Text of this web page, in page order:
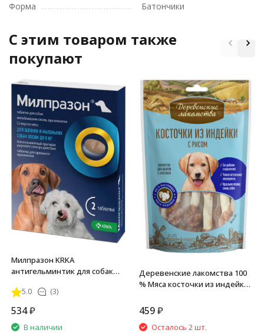
Форма
Батончики
C этим товаром также
покупают
Милпразон KRKA
антигельминтик для собак
5.0 (3)
534₽
В наличии
Деревенские лакомства 100
% Мяса косточки из индейки
459 ₽
Осталось 2 шт.